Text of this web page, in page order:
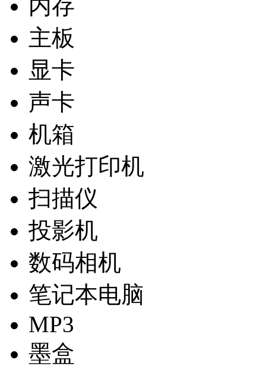
内存
主板
显卡
声卡
机箱
激光打印机
扫描仪
投影机
数码相机
笔记本电脑
MP3
墨盒